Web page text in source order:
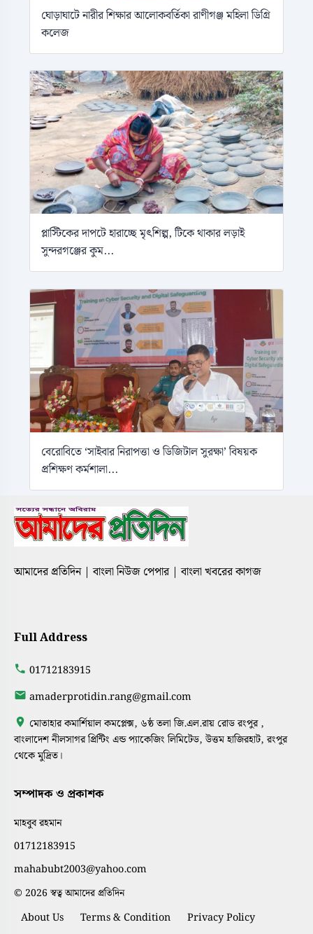
ঘোড়াঘাটে নারীর শিক্ষার আলোকবর্তিকা রাণীগঞ্জ মহিলা ডিগ্রি
কলেজ
প্লাস্টিকের দাপটে হারাচ্ছে মৃৎশিল্প, টিকে থাকার লড়াই
সুন্দরগঞ্জের কুম...
বেরোবিতে ‘সাইবার নিরাপত্তা ও ডিজিটাল সুরক্ষা’ বিষয়ক
প্রশিক্ষণ কর্মশালা...
আমাদের প্রতিদিন | বাংলা নিউজ পেপার | বাংলা খবরের কাগজ
Full Address
01712183915
amaderprotidin.rang@gmail.com
মোতাহার কমার্শিয়াল কমপ্লেক্স, ৬ষ্ঠ তলা জি.এল.রায় রোড রংপুর ,
বাংলাদেশ নীলসাগর প্রিন্টিং এন্ড প্যাকেজিং লিমিটেড, উত্তম হাজিরহাট, রংপুর
থেকে মুদ্রিত।
সম্পাদক ও প্রকাশক
মাহবুব রহমান
01712183915
mahabubt2003@yahoo.com
© 2026 স্বত্ব আমাদের প্রতিদিন
About Us Terms & Condition Privacy Policy